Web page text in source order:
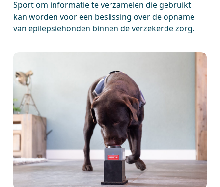
Sport om informatie te verzamelen die gebruikt
kan worden voor een beslissing over de opname
van epilepsiehonden binnen de verzekerde zorg.